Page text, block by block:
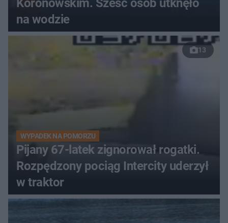
Koronowskim. Sześć osób utknęło
na wodzie
13
WYPADEK NA POMORZU
Pijany 67-latek zignorował rogatki.
Rozpędzony pociąg Intercity uderzył
w traktor